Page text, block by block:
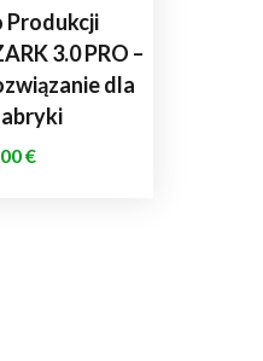
Produkcji
3.0 PRO –
dla
€